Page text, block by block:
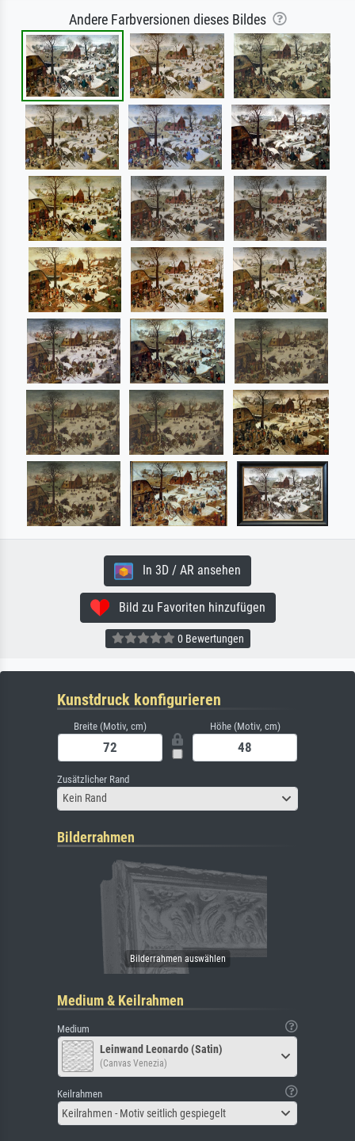
Andere Farbversionen dieses Bildes
In 3D / AR ansehen
Bild zu Favoriten hinzufügen
0 Bewertungen
Kunstdruck konfigurieren
Breite (Motiv, cm) Höhe (Motiv, cm)
Zusätzlicher Rand
Kein Rand
Bilderrahmen
Medium & Keilrahmen
Medium
Leinwand Leonardo (Satin)
(Canvas Venezia)
Keilrahmen
Keilrahmen - Motiv seitlich gespiegelt